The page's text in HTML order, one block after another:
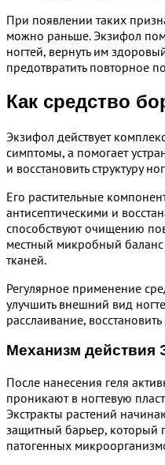
При появлении таких
можно раньше. Экзифол
ногтей, вернуть им
предотвратить повторное
Как средство
Экзифол действует
симптомы, а помогает
и восстановить структуру
Его растительные
антисептическими и
способствуют очищению
местный микробный
тканей.
Регулярное применение
улучшить внешний вид
расслаивание,
Механизм действия
После нанесения геля
проникают в ногтевую
Экстракты растений
защитный барьер, который
патогенных